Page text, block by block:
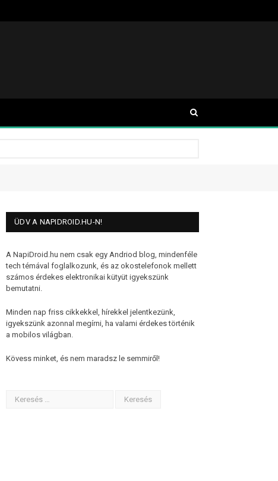
ÜDV A NAPIDROID.HU-N!
A NapiDroid.hu nem csak egy Andriod blog, mindenféle
tech témával foglalkozunk, és az okostelefonok mellett
számos érdekes elektronikai kütyüt igyekszünk
bemutatni.
Minden nap friss cikkekkel, hírekkel jelentkezünk,
igyekszünk azonnal megírni, ha valami érdekes történik
a mobilos világban.
Kövess minket, és nem maradsz le semmiről!